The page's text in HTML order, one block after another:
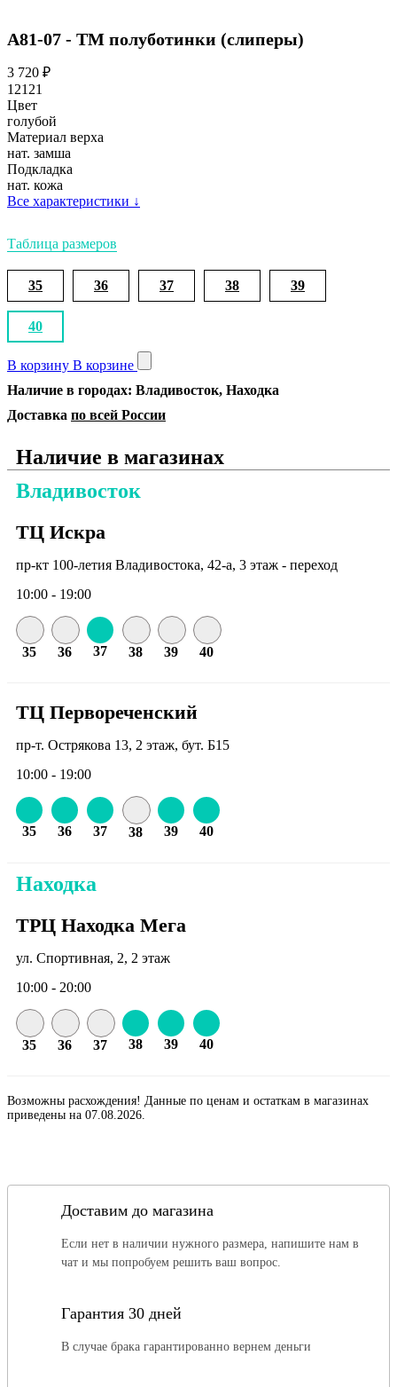
А81-07 - ТМ полуботинки (слиперы)
3 720 ₽
12121
Цвет
голубой
Материал верха
нат. замша
Подкладка
нат. кожа
Все характеристики ↓
Таблица размеров
35 36 37 38 39
40
В корзину В корзине
Наличие в городах: Владивосток, Находка
Доставка по всей России
Наличие в магазинах
Владивосток
ТЦ Искра
пр-кт 100-летия Владивостока, 42-а, 3 этаж - переход
10:00 - 19:00
35 36 37 38 39 40
ТЦ Первореченский
пр-т. Острякова 13, 2 этаж, бут. Б15
10:00 - 19:00
35 36 37 38 39 40
Находка
ТРЦ Находка Мега
ул. Спортивная, 2, 2 этаж
10:00 - 20:00
35 36 37 38 39 40
Возможны расхождения! Данные по ценам и остаткам в магазинах
приведены на 07.08.2026.
Доставим до магазина
Если нет в наличии нужного размера, напишите нам в
чат и мы попробуем решить ваш вопрос.
Гарантия 30 дней
В случае брака гарантированно вернем деньги